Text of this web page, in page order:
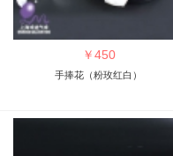
￥450
手捧花（粉玫红白）